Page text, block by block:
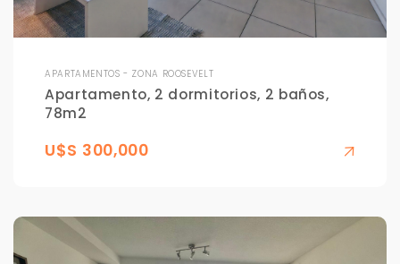
APARTAMENTOS - ZONA ROOSEVELT
Apartamento, 2 dormitorios, 2 baños,
78m2
U$S 300,000